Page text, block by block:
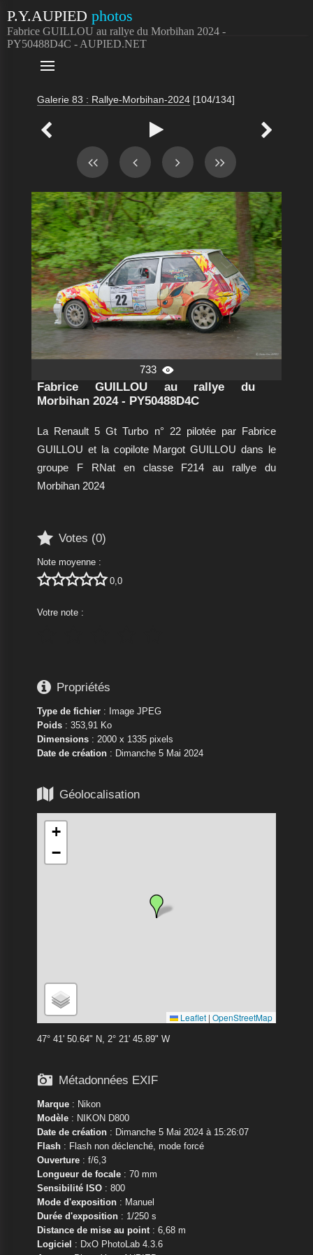
P.Y.AUPIED photos
Fabrice GUILLOU au rallye du Morbihan 2024 -
PY50488D4C - AUPIED.NET

Galerie 83 : Rallye-Morbihan-2024 [104/134]
  
733 
Fabrice GUILLOU au rallye du
Morbihan 2024 - PY50488D4C
La Renault 5 Gt Turbo n° 22 pilotée par Fabrice
GUILLOU et la copilote Margot GUILLOU dans le
groupe F RNat en classe F214 au rallye du
Morbihan 2024
 Votes (0)
Note moyenne :
 0,0
Votre note :
 Propriétés
Type de fichier: Image JPEG
Poids: 353,91 Ko
Dimensions: 2000 x 1335 pixels
Date de création: Dimanche 5 Mai 2024
 Géolocalisation
+
−
Leaflet | OpenStreetMap
47° 41' 50.64" N, 2° 21' 45.89" W
 Métadonnées EXIF
Marque: Nikon
Modèle: NIKON D800
Date de création: Dimanche 5 Mai 2024 à 15:26:07
Flash: Flash non déclenché, mode forcé
Ouverture: f/6,3
Longueur de focale: 70 mm
Sensibilité ISO: 800
Mode d'exposition: Manuel
Durée d'exposition: 1/250 s
Distance de mise au point: 6,68 m
Logiciel : DxO PhotoLab 4.3.6